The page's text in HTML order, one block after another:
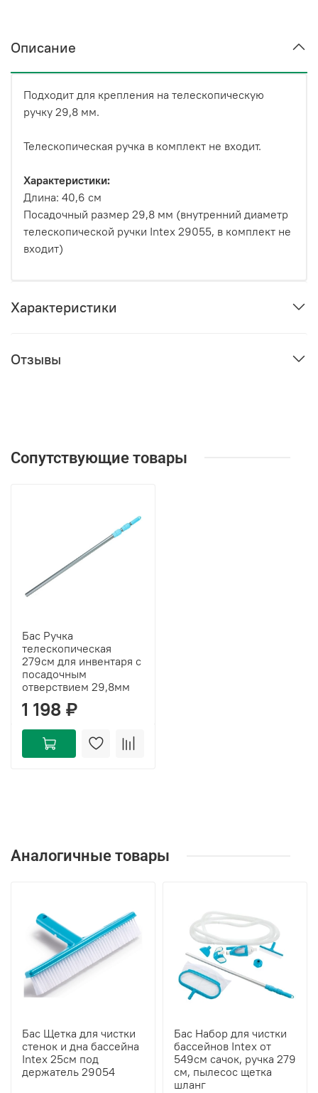
Описание
Подходит для крепления на телескопическую
ручку 29,8 мм.
Телескопическая ручка в комплект не входит.
Характеристики:
Длина: 40,6 см
Посадочный размер 29,8 мм (внутренний диаметр
телескопической ручки Intex 29055, в комплект не
входит)
Характеристики
Отзывы
Сопутствующие товары
Бас Ручка
телескопическая
279см для инвентаря с
посадочным
отверствием 29,8мм
1 198 ₽
Аналогичные товары
Бас Щетка для чистки
стенок и дна бассейна
Intex 25см под
держатель 29054
Бас Набор для чистки
бассейнов Intex от
549см сачок, ручка 279
см, пылесос щетка
шланг